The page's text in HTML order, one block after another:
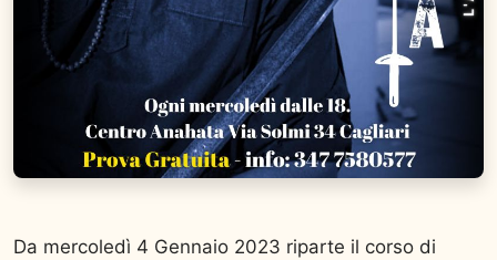
Da mercoledì 4 Gennaio 2023 riparte il corso di